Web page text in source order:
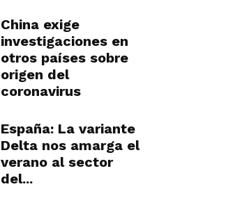
China exige
investigaciones en
otros países sobre
origen del
coronavirus
España: La variante
Delta nos amarga el
verano al sector
del...